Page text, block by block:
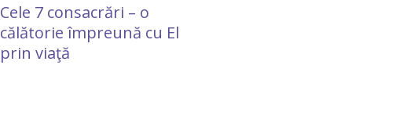
Cele 7 consacrări – o
călătorie împreună cu El
prin viaţă